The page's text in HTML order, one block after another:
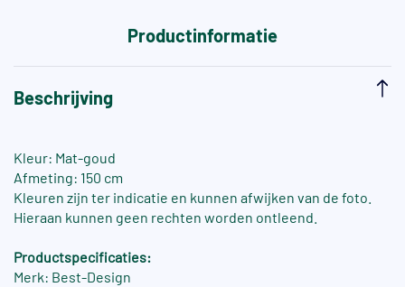
Productinformatie
Beschrijving
Kleur: Mat-goud
Afmeting: 150 cm
Kleuren zijn ter indicatie en kunnen afwijken van de foto.
Hieraan kunnen geen rechten worden ontleend.
Productspecificaties:
Merk: Best-Design